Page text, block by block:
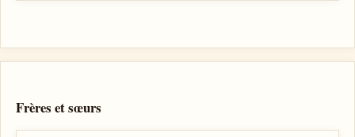
Frères et sœurs